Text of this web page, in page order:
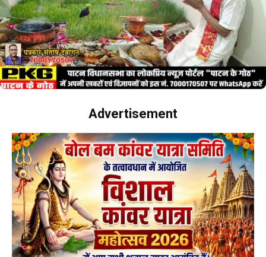
Advertisement